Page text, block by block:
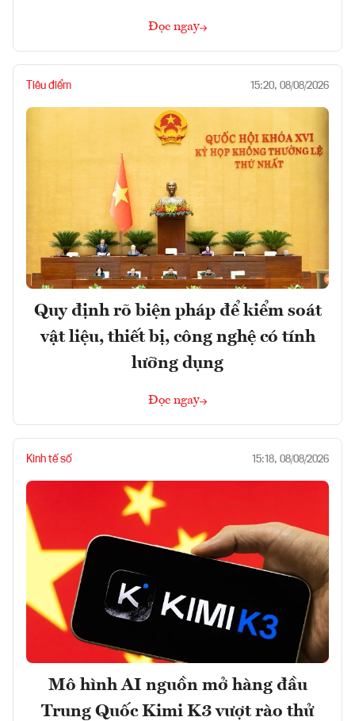
Đọc ngay
Tiêu điểm 15:20, 08/08/2026
Quy định rõ biện pháp để kiểm soát
vật liệu, thiết bị, công nghệ có tính
lưỡng dụng
Đọc ngay
Kinh tế số 15:18, 08/08/2026
Mô hình AI nguồn mở hàng đầu
Trung Quốc Kimi K3 vượt rào thử